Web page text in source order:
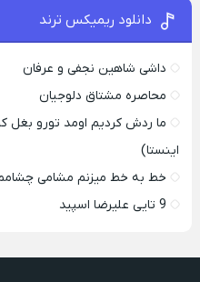
دانلود ریمیکس ترند
داشی شاهین نجفی و عرفان
محاصره مشتاق دلوجیان
ما ردش کردیم اومد تورو
اینستا)
خط به خط میزنم مشامی
9 تایی علیرضا اسپید